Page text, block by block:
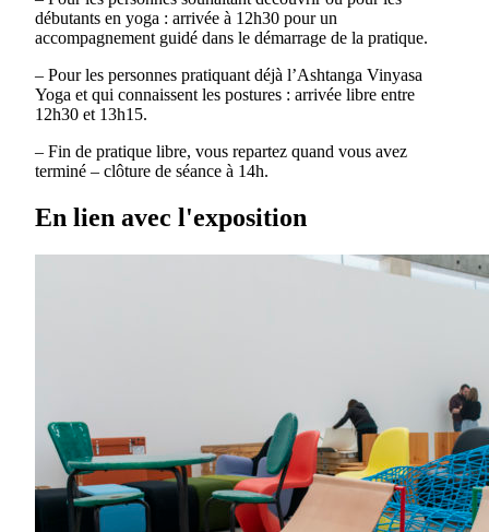
débutants en yoga : arrivée à 12h30 pour un
accompagnement guidé dans le démarrage de la pratique.
– Pour les personnes pratiquant déjà l’Ashtanga Vinyasa
Yoga et qui connaissent les postures : arrivée libre entre
12h30 et 13h15.
– Fin de pratique libre, vous repartez quand vous avez
terminé – clôture de séance à 14h.
En lien avec l'exposition